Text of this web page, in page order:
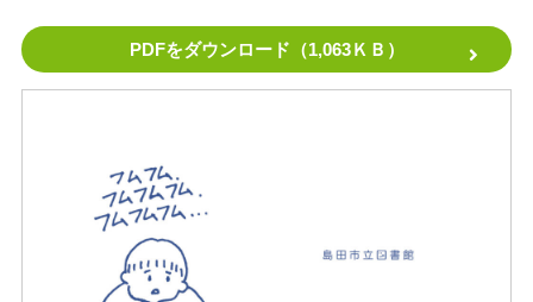
PDFをダウンロード（1,063ＫＢ）